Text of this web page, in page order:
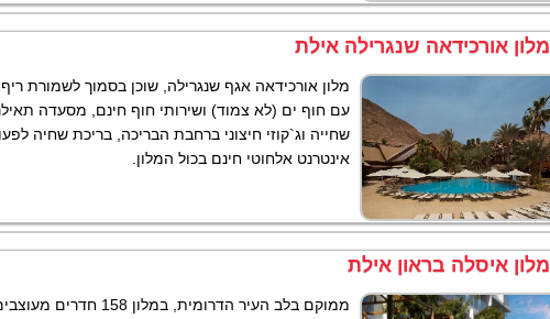
מלון אורכידאה שנגרילה אילת
מלון אורכידאה אגף שנגרילה, שוכן בסמוך לשמורת
עם חוף ים (לא צמוד) ושירותי חוף חינם, מסעדה
שחייה וג`קוזי חיצוני ברחבת הבריכה, בריכת שחיה
אינטרנט אלחוטי חינם בכול המלון.
מלון איסלה בראון אילת
ממוקם בלב העיר הדרומית,